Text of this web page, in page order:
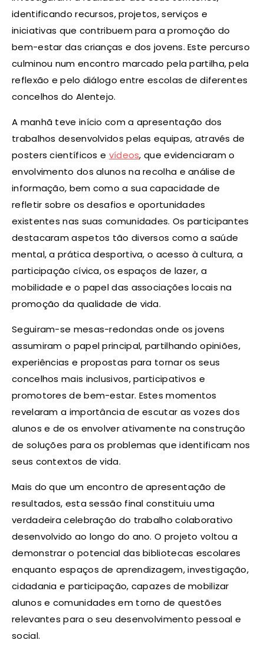
identificando recursos, projetos, serviços e
iniciativas que contribuem para a promoção do
bem-estar das crianças e dos jovens. Este percurso
culminou num encontro marcado pela partilha, pela
reflexão e pelo diálogo entre escolas de diferentes
concelhos do Alentejo.
A manhã teve início com a apresentação dos
trabalhos desenvolvidos pelas equipas, através de
posters científicos e vídeos, que evidenciaram o
envolvimento dos alunos na recolha e análise de
informação, bem como a sua capacidade de
refletir sobre os desafios e oportunidades
existentes nas suas comunidades. Os participantes
destacaram aspetos tão diversos como a saúde
mental, a prática desportiva, o acesso à cultura, a
participação cívica, os espaços de lazer, a
mobilidade e o papel das associações locais na
promoção da qualidade de vida.
Seguiram-se mesas-redondas onde os jovens
assumiram o papel principal, partilhando opiniões,
experiências e propostas para tornar os seus
concelhos mais inclusivos, participativos e
promotores de bem-estar. Estes momentos
revelaram a importância de escutar as vozes dos
alunos e de os envolver ativamente na construção
de soluções para os problemas que identificam nos
seus contextos de vida.
Mais do que um encontro de apresentação de
resultados, esta sessão final constituiu uma
verdadeira celebração do trabalho colaborativo
desenvolvido ao longo do ano. O projeto voltou a
demonstrar o potencial das bibliotecas escolares
enquanto espaços de aprendizagem, investigação,
cidadania e participação, capazes de mobilizar
alunos e comunidades em torno de questões
relevantes para o seu desenvolvimento pessoal e
social.